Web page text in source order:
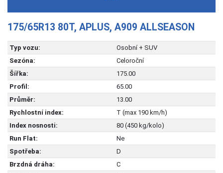
175/65R13 80T, APLUS, A909 ALLSEASON
Typ vozu:
Osobní + SUV
Sezóna:
Celoroční
Šířka:
175.00
Profil:
65.00
Průměr:
13.00
Rychlostní index:
T (max 190 km/h)
Index nosnosti:
80 (450 kg/kolo)
Run Flat:
Ne
Spotřeba:
D
Brzdná dráha:
C